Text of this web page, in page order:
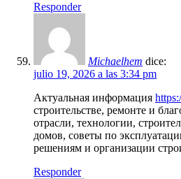
Responder
Michaelhem dice:
julio 19, 2026 a las 3:34 pm
Актуальная информация
строительстве, ремонте и
отрасли, технологии,
домов, советы по
решениям и организации
Responder